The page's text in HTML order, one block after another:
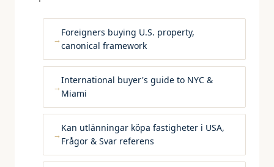
Foreigners buying U.S. property,
canonical framework
International buyer's guide to NYC &
Miami
Kan utlänningar köpa fastigheter i USA,
Frågor & Svar referens